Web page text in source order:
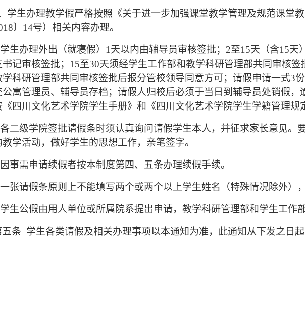
学生办理教学假严格按照《关于进一步加强课堂教学管理及规范课堂
〕14号）相关内容办理。
学生办理外出（就寝假）1天以内由辅导员审核签批；2至15天（含15天
书记审核签批；15至30天须经学生工作部和教学科研管理部共同审核
学科研管理部共同审核签批后报分管校领导同意方可；请假申请一式3
公寓管理员、辅导员存档；请假人归校后必须于当日到辅导员处销假，
四川文化艺术学院学生手册》和《四川文化艺术学院学生学籍管理规
各二级学院签批请假条时须认真询问请假学生本人，并征求家长意见。
学活动，做好学生的思想工作，亲笔签字。
因事需申请续假者按本制度第四、五条办理续假手续。
一张请假条原则上不能填写两个或两个以上学生姓名（特殊情况除外）
学生公假由用人单位或所属院系提出申请，教学科研管理部和学生工作
五条 学生各类请假及相关办理事项以本通知为准，此通知从下发之日起